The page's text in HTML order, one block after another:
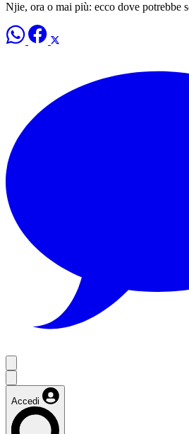
Njie, ora o mai più: ecco dove potrebbe
Accedi